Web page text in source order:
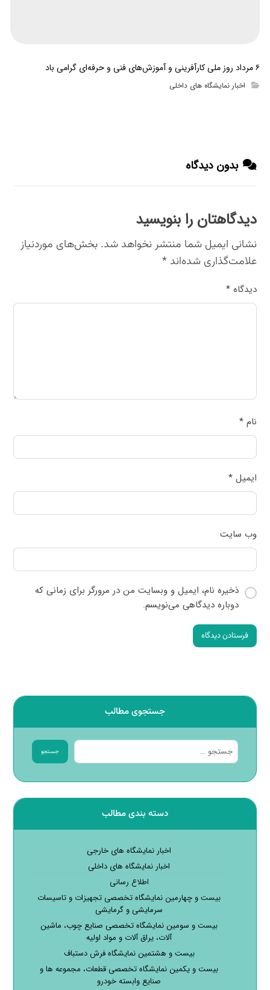
۶ مرداد روز ملی کارآفرینی و آموزش‌های فنی و حرفه‌ای گرامی باد
اخبار نمایشگاه های داخلی
بدون دیدگاه
دیدگاهتان را بنویسید
نشانی ایمیل شما منتشر نخواهد شد. بخش‌های موردنیاز
علامت‌گذاری شده‌اند*
دیدگاه*
نام*
ایمیل*
وب‌ سایت
ذخیره نام، ایمیل و وبسایت من در مرورگر برای زمانی که
دوباره دیدگاهی می‌نویسم.
فرستادن دیدگاه
جستجوی مطالب
جستجو
دسته بندی مطالب
اخبار نمایشگاه های خارجی
اخبار نمایشگاه های داخلی
اطلاع رسانی
بیست و چهارمین نمایشگاه تخصصی تجهیزات و تاسیسات
سرمایشی و گرمایشی
بیست و سومین نمایشگاه تخصصی صنایع چوب، ماشین
آلات، یراق آلات و مواد اولیه
بیست و هشتمین نمایشگاه فرش دستباف
بیست و یکمین نمایشگاه تخصصی قطعات، مجموعه ها و
صنایع وابسته خودرو